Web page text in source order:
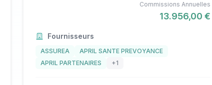
Commissions Annuelles
13.956,00 €
Fournisseurs
ASSUREA
APRIL SANTE PREVOYANCE
APRIL PARTENAIRES
+1